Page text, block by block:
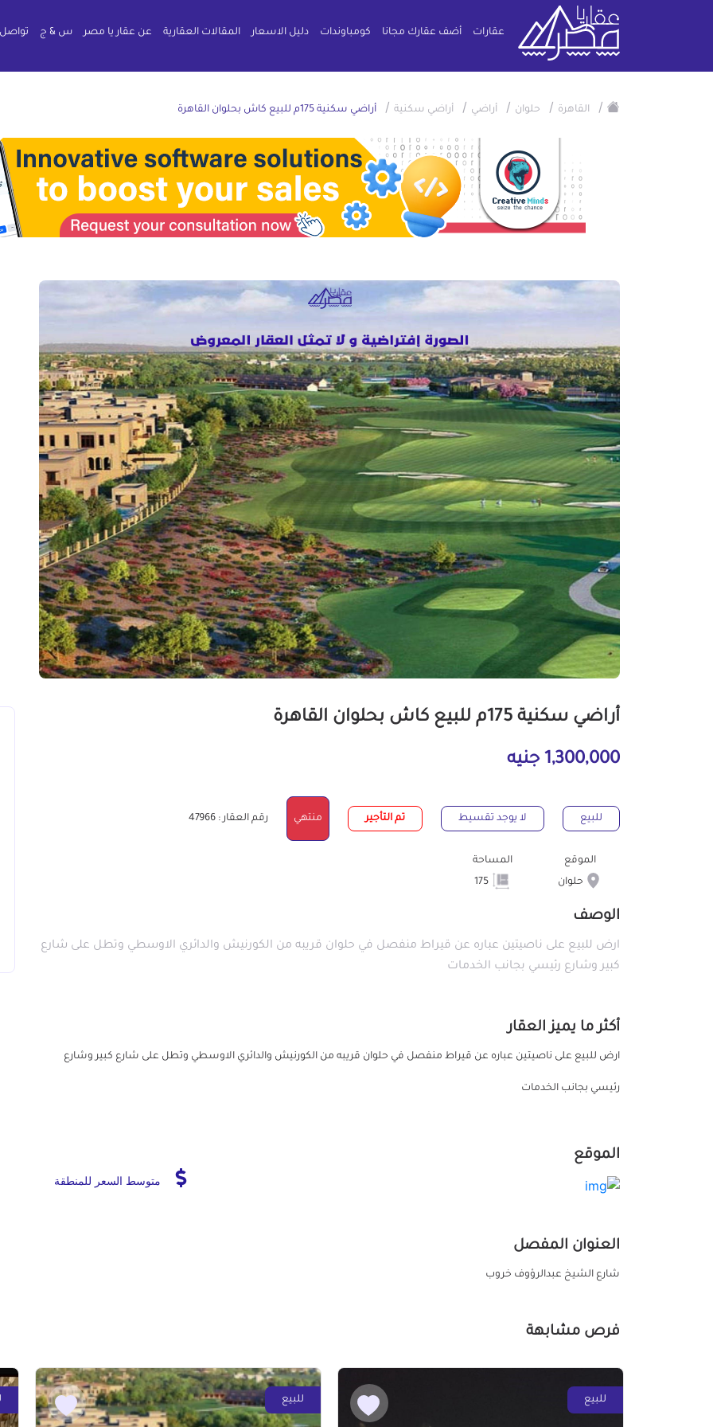
عقارات أضف عقارك مجانا كومباوندات دليل الاسعار المقالات العقارية عن عقار يا مصر س & ج
/ القاهرة / حلوان / أراضي / أراضي سكنية / أراضي سكنية 175م للبيع كاش بحلوان القاهرة
أراضي سكنية 175م للبيع كاش بحلوان القاهرة
1,300,000 جنيه
للبيع لا يوجد تقسيط تم التأجير منتهي رقم العقار : 47966
الموقع
حلوان
المساحة
الوصف
‎ارض للبيع على ناصيتين عباره عن قيراط منفصل في حلوان قريبه من الكورنيش والدائري الاوسطي وتطل على شارع
كبير وشارع رئيسي بجانب الخدمات
أكثر ما يميز العقار
‎ارض للبيع على ناصيتين عباره عن قيراط منفصل في حلوان قريبه من الكورنيش والدائري الاوسطي وتطل على شارع كبير وشارع
رئيسي بجانب الخدمات
الموقع
متوسط السعر للمنطقة
العنوان المفصل
شارع الشيخ عبدالرؤوف خروب
فرص مشابهة
للبيع للبيع